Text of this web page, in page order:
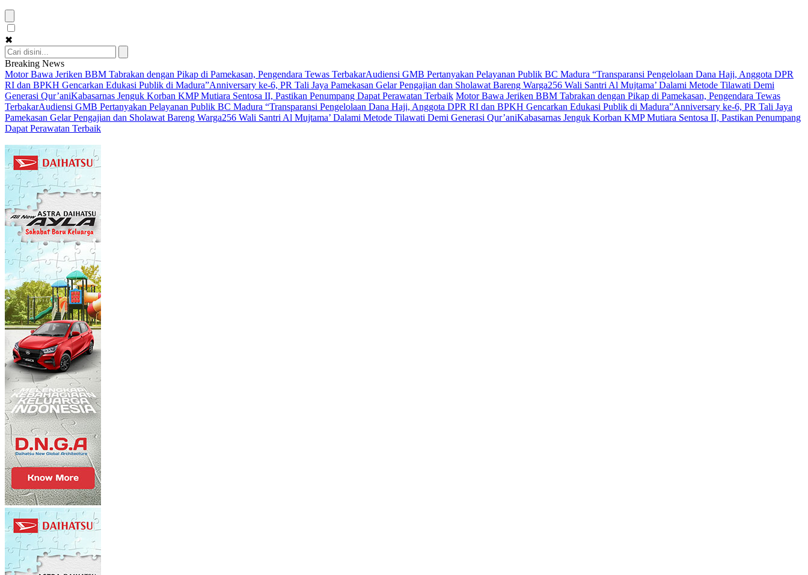
✖
Breaking News
Motor Bawa Jeriken BBM Tabrakan dengan Pikap di Pamekasan, Pengendara Tewas TerbakarAudiensi GMB Pertanyakan Pelayanan Publik BC Madura “Transparansi Pengelolaan Dana Haji, Anggota DPR
RI dan BPKH Gencarkan Edukasi Publik di Madura”Anniversary ke-6, PR Tali Jaya Pamekasan Gelar Pengajian dan Sholawat Bareng Warga256 Wali Santri Al Mujtama’ Dalami Metode Tilawati Demi
Generasi Qur’aniKabasarnas Jenguk Korban KMP Mutiara Sentosa II, Pastikan Penumpang Dapat Perawatan Terbaik Motor Bawa Jeriken BBM Tabrakan dengan Pikap di Pamekasan, Pengendara Tewas
TerbakarAudiensi GMB Pertanyakan Pelayanan Publik BC Madura “Transparansi Pengelolaan Dana Haji, Anggota DPR RI dan BPKH Gencarkan Edukasi Publik di Madura”Anniversary ke-6, PR Tali Jaya
Pamekasan Gelar Pengajian dan Sholawat Bareng Warga256 Wali Santri Al Mujtama’ Dalami Metode Tilawati Demi Generasi Qur’aniKabasarnas Jenguk Korban KMP Mutiara Sentosa II, Pastikan Penumpang
Dapat Perawatan Terbaik